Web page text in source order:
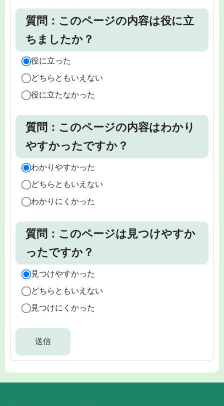
質問：このページの内容は役に立
ちましたか？
役に立った
どちらともいえない
役に立たなかった
質問：このページの内容はわかり
やすかったですか？
わかりやすかった
どちらともいえない
わかりにくかった
質問：このページは見つけやすか
ったですか？
見つけやすかった
どちらともいえない
見つけにくかった